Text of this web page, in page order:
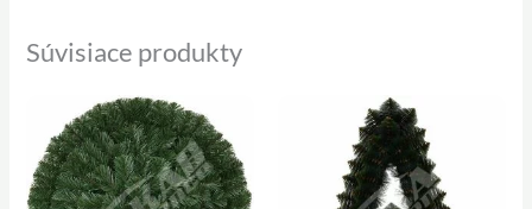
Súvisiace produkty